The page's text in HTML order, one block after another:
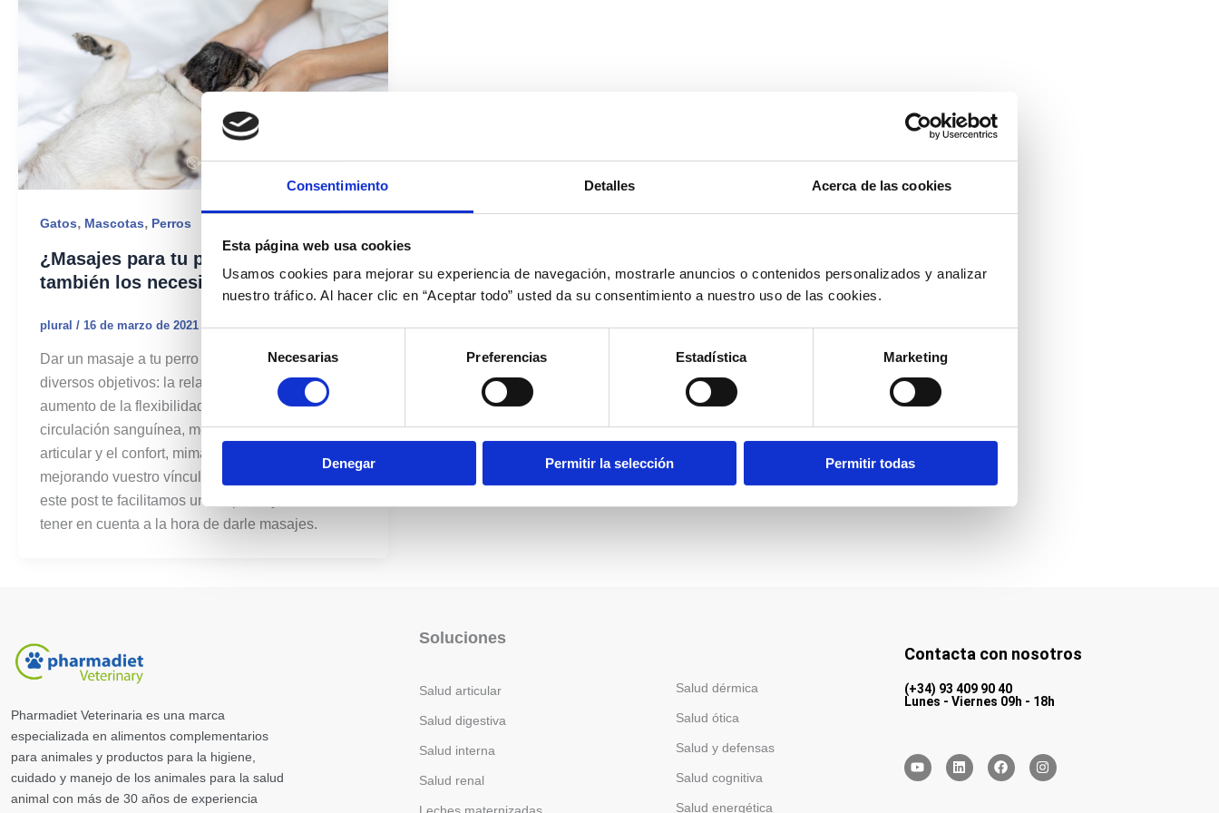
Consentimiento Detalles Acerca de las cookies
Esta página web usa cookies
Usamos cookies para mejorar su experiencia de navegación, mostrarle anuncios o contenidos personalizados y analizar
nuestro tráfico. Al hacer clic en “Aceptar todo” usted da su consentimiento a nuestro uso de las cookies.
consentimiento
Necesarias Preferencias Estadística Marketing
Denegar Permitir la selección Permitir todas
Gatos, Mascotas, Perros
¿Masajes para tu peludo? Sí, ellos
también los necesitan
plural / 16 de marzo de 2021
Dar un masaje a tu perro o gato puede tener
diversos objetivos: la relajación muscular, el
aumento de la flexibilidad, incrementar la
circulación sanguínea, mejorar el estado de salud
articular y el confort, mimarle y darle cariño
mejorando vuestro vínculo afectivo … Por ello, en
este post te facilitamos unos tips muy sencillos a
tener en cuenta a la hora de darle masajes.
Pharmadiet Veterinaria es una marca
especializada en alimentos complementarios
para animales y productos para la higiene,
cuidado y manejo de los animales para la salud
animal con más de 30 años de experiencia
Soluciones
Salud articular
Salud digestiva
Salud interna
Salud renal
Salud dérmica
Salud ótica
Salud y defensas
Salud cognitiva
Salud energética
Contacta con nosotros
(+34) 93 409 90 40
Lunes - Viernes 09h - 18h
Y
o
L
i
F
a
I
n